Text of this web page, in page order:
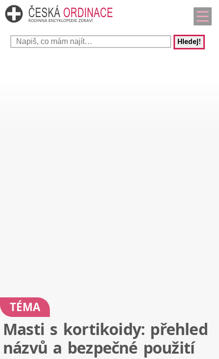
Hledej!
TÉMA
Masti s kortikoidy: přehled
názvů a bezpečné použití